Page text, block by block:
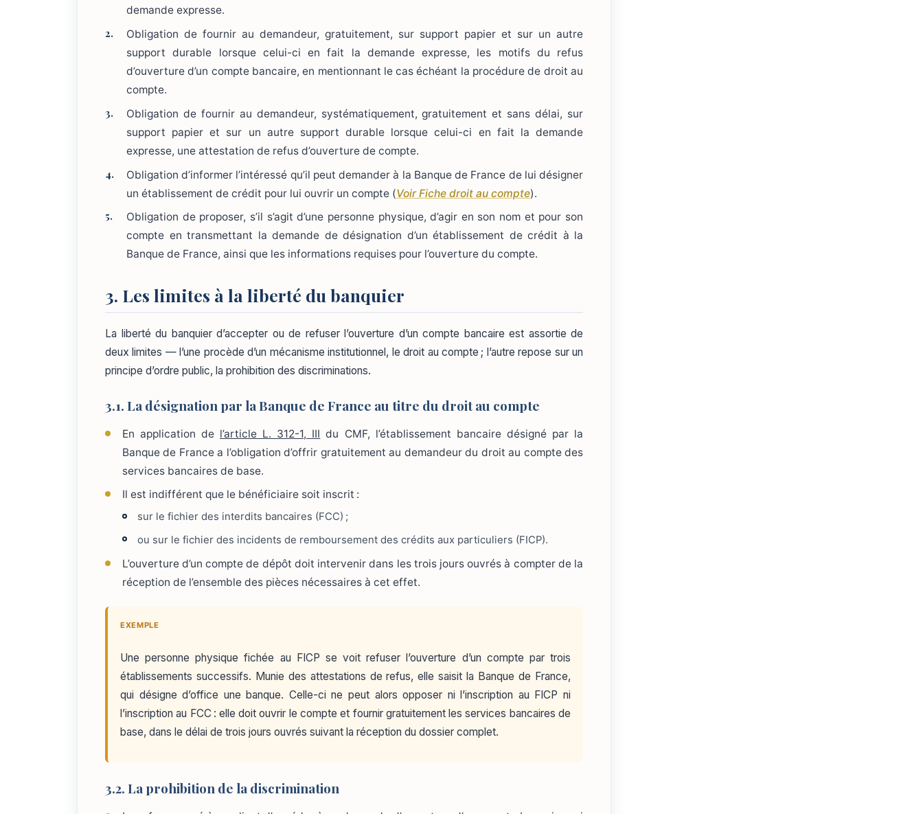
demande expresse.
Obligation de fournir au demandeur, gratuitement, sur support papier et sur un autre
support durable lorsque celui-ci en fait la demande expresse, les motifs du refus
d’ouverture d’un compte bancaire, en mentionnant le cas échéant la procédure de droit au
compte.
Obligation de fournir au demandeur, systématiquement, gratuitement et sans délai, sur
support papier et sur un autre support durable lorsque celui-ci en fait la demande
expresse, une attestation de refus d’ouverture de compte.
Obligation d’informer l’intéressé qu’il peut demander à la Banque de France de lui désigner
un établissement de crédit pour lui ouvrir un compte (Voir Fiche droit au compte).
Obligation de proposer, s’il s’agit d’une personne physique, d’agir en son nom et pour son
compte en transmettant la demande de désignation d’un établissement de crédit à la
Banque de France, ainsi que les informations requises pour l’ouverture du compte.
3. Les limites à la liberté du banquier
La liberté du banquier d’accepter ou de refuser l’ouverture d’un compte bancaire est assortie de
deux limites — l’une procède d’un mécanisme institutionnel, le droit au compte ; l’autre repose sur un
principe d’ordre public, la prohibition des discriminations.
3.1. La désignation par la Banque de France au titre du droit au compte
En application de l’article L. 312-1, III du CMF, l’établissement bancaire désigné par la
Banque de France a l’obligation d’offrir gratuitement au demandeur du droit au compte des
services bancaires de base.
Il est indifférent que le bénéficiaire soit inscrit :
sur le fichier des interdits bancaires (FCC) ;
ou sur le fichier des incidents de remboursement des crédits aux particuliers (FICP).
L’ouverture d’un compte de dépôt doit intervenir dans les trois jours ouvrés à compter de la
réception de l’ensemble des pièces nécessaires à cet effet.
EXEMPLE
Une personne physique fichée au FICP se voit refuser l’ouverture d’un compte par trois
établissements successifs. Munie des attestations de refus, elle saisit la Banque de France,
qui désigne d’office une banque. Celle-ci ne peut alors opposer ni l’inscription au FICP ni
l’inscription au FCC : elle doit ouvrir le compte et fournir gratuitement les services bancaires de
base, dans le délai de trois jours ouvrés suivant la réception du dossier complet.
3.2. La prohibition de la discrimination